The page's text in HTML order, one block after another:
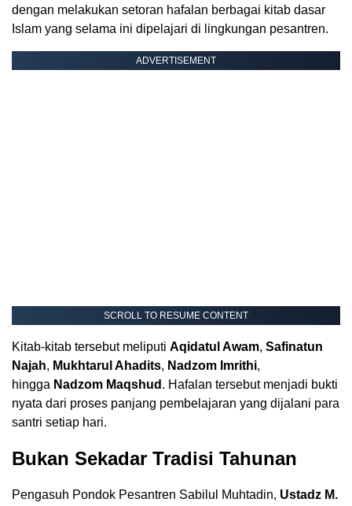
dengan melakukan setoran hafalan berbagai kitab dasar
Islam yang selama ini dipelajari di lingkungan pesantren.
ADVERTISEMENT
SCROLL TO RESUME CONTENT
Kitab-kitab tersebut meliputi Aqidatul Awam, Safinatun
Najah, Mukhtarul Ahadits, Nadzom Imrithi,
hingga Nadzom Maqshud . Hafalan tersebut menjadi bukti
nyata dari proses panjang pembelajaran yang dijalani para
santri setiap hari.
Bukan Sekadar Tradisi Tahunan
Pengasuh Pondok Pesantren Sabilul Muhtadin, Ustadz M.